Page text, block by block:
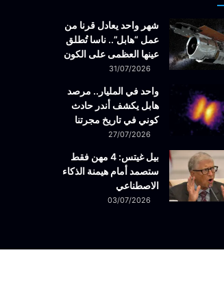
شهر واحد يعادل قرنا من
عمل “هابل”.. ناسا تُطلق
عينها العظمى على الكون
31/07/2026
واحد في المليار.. مرصد
هابل يكشف أندر حادث
كوني في تاريخ مجرتنا
27/07/2026
بيل غيتس: 4 مهن فقط
ستصمد أمام هيمنة الذكاء
الاصطناعي
03/07/2026